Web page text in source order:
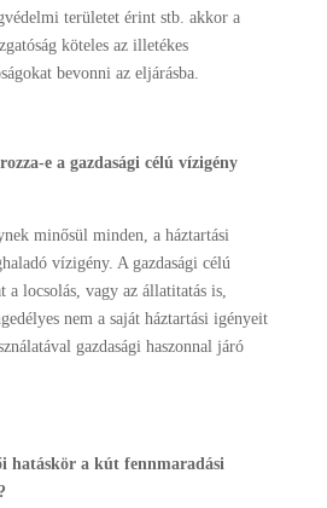
területet érint stb. akkor a
köteles az illetékes
bevonni az eljárásba.
e a gazdasági célú vízigény
minősül minden, a háztartási
vízigény. A gazdasági célú
a locsolás, vagy az állatitatás is,
nem a saját háztartási igényeit
gazdasági haszonnal járó
hatáskör a kút fennmaradási